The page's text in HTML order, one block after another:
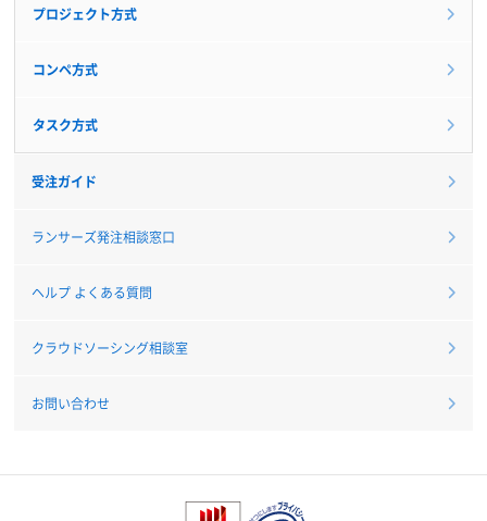
プロジェクト方式
コンペ方式
タスク方式
受注ガイド
ランサーズ発注相談窓口
ヘルプ よくある質問
クラウドソーシング相談室
お問い合わせ